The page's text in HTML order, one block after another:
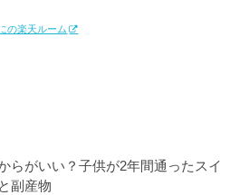
の楽天ルーム
らがいい？子供が2年間通ったスイ
副産物